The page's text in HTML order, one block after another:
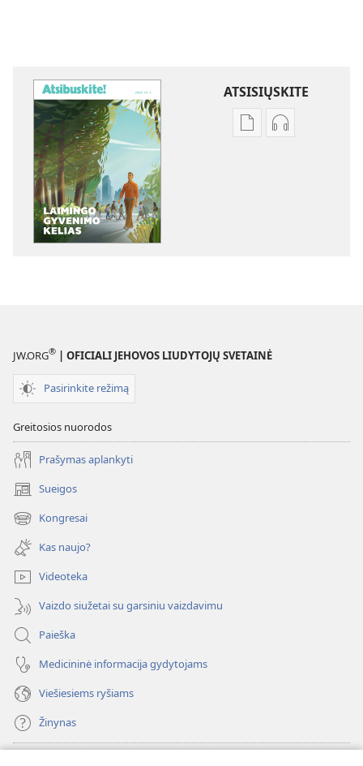
ATSISIŲSKITE
Skaitmeninių
Garso
JW.ORG® | OFICIALI JEHOVOS LIUDYTOJŲ SVETAINĖ
Pasirinkite režimą
Greitosios nuorodos
Prašymas aplankyti
Sueigos
(atsiveria
naujas
langas)
Kongresai
(atsiveria
naujas
langas)
Kas naujo?
Videoteka
Vaizdo siužetai su garsiniu vaizdavimu
Paieška
Medicininė informacija gydytojams
Viešiesiems ryšiams
Žinynas